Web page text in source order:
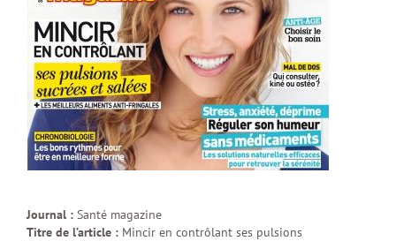
Journal :Santé magazine
Titre de l’article : Mincir en contrôlant ses pulsions